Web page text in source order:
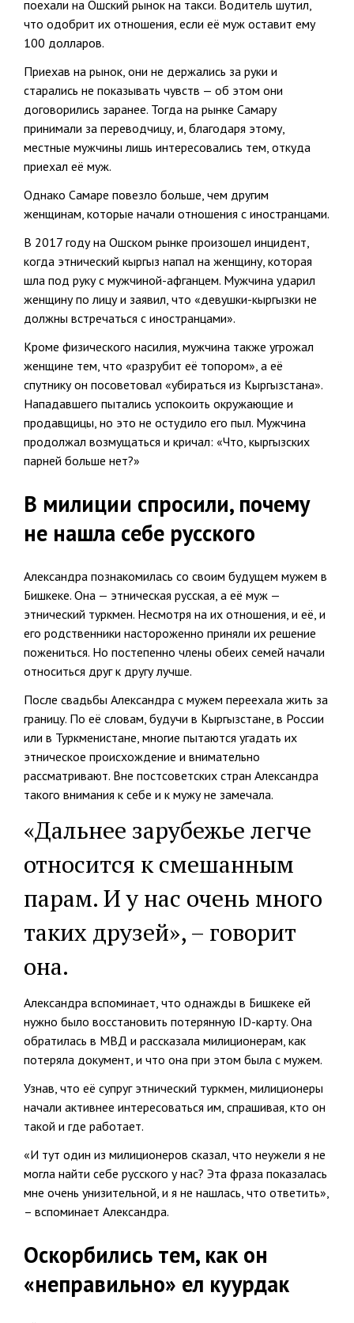
поехали на Ошский рынок на такси. Водитель шутил,
что одобрит их отношения, если её муж оставит ему
100 долларов.
Приехав на рынок, они не держались за руки и
старались не показывать чувств — об этом они
договорились заранее. Тогда на рынке Самару
принимали за переводчицу, и, благодаря этому,
местные мужчины лишь интересовались тем, откуда
приехал её муж.
Однако Самаре повезло больше, чем другим
женщинам, которые начали отношения с иностранцами.
В 2017 году на Ошском рынке произошел инцидент,
когда этнический кыргыз напал на женщину, которая
шла под руку с мужчиной-афганцем. Мужчина ударил
женщину по лицу и заявил, что «девушки-кыргызки не
должны встречаться с иностранцами».
Кроме физического насилия, мужчина также угрожал
женщине тем, что «разрубит её топором», а её
спутнику он посоветовал «убираться из Кыргызстана».
Нападавшего пытались успокоить окружающие и
продавщицы, но это не остудило его пыл. Мужчина
продолжал возмущаться и кричал: «Что, кыргызских
парней больше нет?»
В милиции спросили, почему
не нашла себе русского
Александра познакомилась со своим будущем мужем в
Бишкеке. Она — этническая русская, а её муж —
этнический туркмен. Несмотря на их отношения, и её, и
его родственники настороженно приняли их решение
пожениться. Но постепенно члены обеих семей начали
относиться друг к другу лучше.
После свадьбы Александра с мужем переехала жить за
границу. По её словам, будучи в Кыргызстане, в России
или в Туркменистане, многие пытаются угадать их
этническое происхождение и внимательно
рассматривают. Вне постсоветских стран Александра
такого внимания к себе и к мужу не замечала.
«Дальнее зарубежье легче
относится к смешанным
парам. И у нас очень много
таких друзей», – говорит
она.
Александра вспоминает, что однажды в Бишкеке ей
нужно было восстановить потерянную ID-карту. Она
обратилась в МВД и рассказала милиционерам, как
потеряла документ, и что она при этом была с мужем.
Узнав, что её супруг этнический туркмен, милиционеры
начали активнее интересоваться им, спрашивая, кто он
такой и где работает.
«И тут один из милиционеров сказал, что неужели я не
могла найти себе русского у нас? Эта фраза показалась
мне очень унизительной, и я не нашлась, что ответить»,
– вспоминает Александра.
Оскорбились тем, как он
«неправильно» ел куурдак